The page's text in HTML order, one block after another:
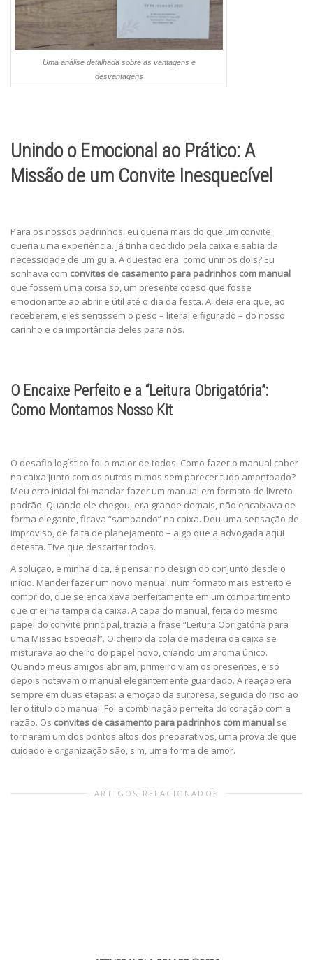
Uma análise detalhada sobre as vantagens e
desvantagens
Unindo o Emocional ao Prático: A
Missão de um Convite Inesquecível
Para os nossos padrinhos, eu queria mais do que um convite,
queria uma experiência. Já tinha decidido pela caixa e sabia da
necessidade de um guia. A questão era: como unir os dois? Eu
sonhava com convites de casamento para padrinhos com manual
que fossem uma coisa só, um presente coeso que fosse
emocionante ao abrir e útil até o dia da festa. A ideia era que, ao
receberem, eles sentissem o peso – literal e figurado – do nosso
carinho e da importância deles para nós.
O Encaixe Perfeito e a “Leitura Obrigatória”:
Como Montamos Nosso Kit
O desafio logístico foi o maior de todos. Como fazer o manual caber
na caixa junto com os outros mimos sem parecer tudo amontoado?
Meu erro inicial foi mandar fazer um manual em formato de livreto
padrão. Quando ele chegou, era grande demais, não encaixava de
forma elegante, ficava “sambando” na caixa. Deu uma sensação de
improviso, de falta de planejamento – algo que a advogada aqui
detesta. Tive que descartar todos.
A solução, e minha dica, é pensar no design do conjunto desde o
início. Mandei fazer um novo manual, num formato mais estreito e
comprido, que se encaixava perfeitamente em um compartimento
que criei na tampa da caixa. A capa do manual, feita do mesmo
papel do convite principal, trazia a frase “Leitura Obrigatória para
uma Missão Especial”. O cheiro da cola de madeira da caixa se
misturava ao cheiro do papel novo, criando um aroma único.
Quando meus amigos abriam, primeiro viam os presentes, e só
depois notavam o manual elegantemente guardado. A reação era
sempre em duas etapas: a emoção da surpresa, seguida do riso ao
ler o título do manual. Foi a combinação perfeita do coração com a
razão. Os convites de casamento para padrinhos com manual se
tornaram um dos pontos altos dos preparativos, uma prova de que
cuidado e organização são, sim, uma forma de amor.
ARTIGOS RELACIONADOS